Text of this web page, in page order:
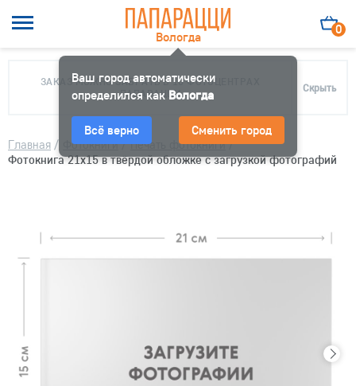
Вологда
Ваш город автоматически
определился как Вологда
Всё верно Сменить город
0
ЗАКАЗ МОЖНО ЗАБРАТЬ В 10 ФОТОЦЕНТРАХ
ПАПАРАЦЦИ
Скрыть
Главная / Фотокниги/ Печать фотокниги/
Фотокнига 21х15 в твёрдой обложке с загрузкой фотографий